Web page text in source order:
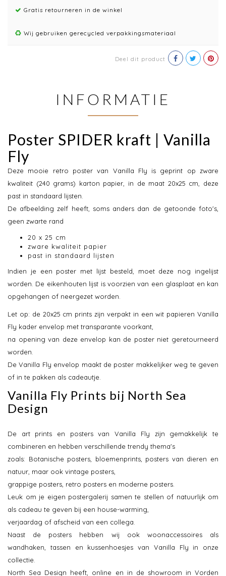
Gratis retourneren in de winkel
Wij gebruiken gerecycled verpakkingsmateriaal
Deel dit product
INFORMATIE
Poster SPIDER kraft | Vanilla
Fly
Deze mooie retro poster van Vanilla Fly is geprint op zware
kwaliteit (240 grams) karton papier, in de maat 20x25 cm, deze
past in standaard lijsten.
De afbeelding zelf heeft, soms anders dan de getoonde foto's,
geen zwarte rand
20 x 25 cm
zware kwaliteit papier
past in standaard lijsten
Indien je een poster met lijst besteld, moet deze nog ingelijst
worden. De eikenhouten lijst is voorzien van een glasplaat en kan
opgehangen of neergezet worden.
Let op: de 20x25 cm prints zijn verpakt in een wit papieren Vanilla
Fly kader envelop met transparante voorkant,
na opening van deze envelop kan de poster niet geretourneerd
worden.
De Vanilla Fly envelop maakt de poster makkelijker weg te geven
of in te pakken als cadeautje.
Vanilla Fly Prints bij North Sea
Design
De art prints en posters van Vanilla Fly zijn gemakkelijk te
combineren en hebben verschillende trendy thema's
zoals: Botanische posters, bloemenprints, posters van dieren en
natuur, maar ook vintage posters,
grappige posters, retro posters en moderne posters.
Leuk om je eigen postergalerij samen te stellen of natuurlijk om
als cadeau te geven bij een house-warming,
verjaardag of afscheid van een collega.
Naast de posters hebben wij ook woonaccessoires als
wandhaken, tassen en kussenhoesjes van Vanilla Fly in onze
collectie.
North Sea Design heeft, online en in de showroom in Vorden